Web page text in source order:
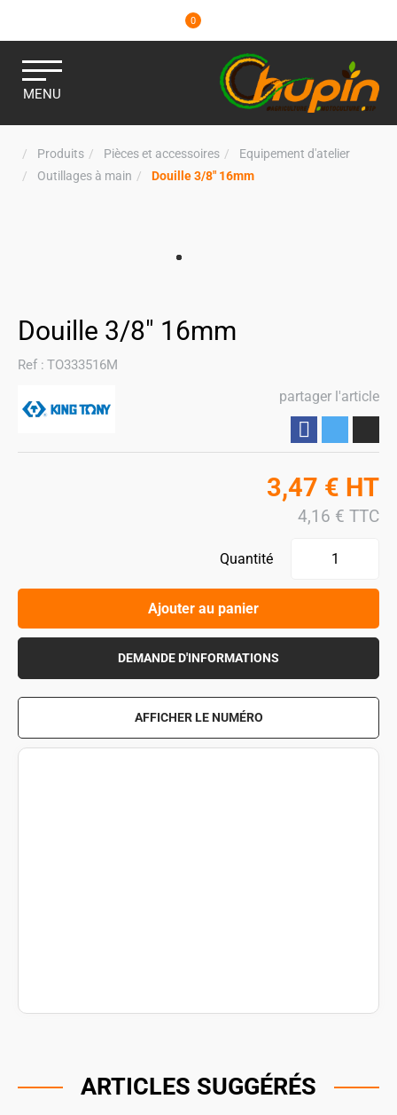
0
MENU
Produits Pièces et accessoires
Equipement d'atelier
Outillages à main
Douille 3/8" 16mm
Douille 3/8" 16mm
Ref : TO333516M
partager l'article
3,47 € HT
4,16 € TTC
Quantité
Ajouter au panier
DEMANDE D'INFORMATIONS
AFFICHER LE NUMÉRO
ARTICLES SUGGÉRÉS